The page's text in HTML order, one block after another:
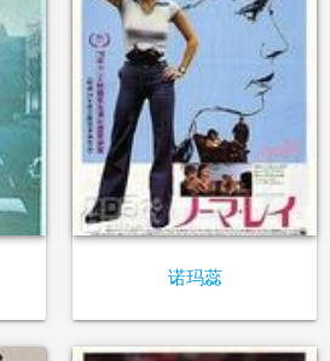
诺玛蕊